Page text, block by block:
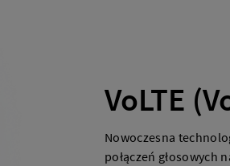
VoLTE
Nowoczesna
połączeń głosowych